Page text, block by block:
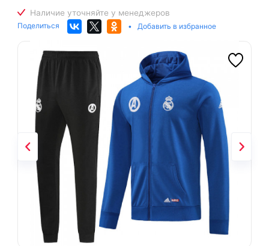
Поделиться • Добавить в избранное